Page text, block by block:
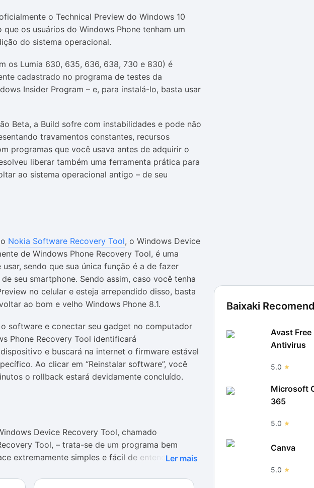
o Technical Preview do Windows 10
os usuários do Windows Phone tenham um
do sistema operacional.
os Lumia 630, 635, 636, 638, 730 e 830) é
cadastrado no programa de testes da
Insider Program – e, para instalá-lo, basta usar
Beta, a Build sofre com instabilidades e pode não
travamentos constantes, recursos
programas que você usava antes de adquirir o
liberar também uma ferramenta prática para
ao sistema operacional antigo – de seu
Nokia Software Recovery Tool, o Windows Device
de Windows Phone Recovery Tool, é uma
sendo que sua única função é a de fazer
seu smartphone. Sendo assim, caso você tenha
no celular e esteja arrependido disso, basta
ao bom e velho Windows Phone 8.1.
software e conectar seu gadget no computador
Phone Recovery Tool identificará
e buscará na internet o firmware estável
Ao clicar em “Reinstalar software”, você
o rollback estará devidamente concluído.
Device Recovery Tool, chamado
Tool, – trata-se de um programa bem
extremamente simples e fácil de entender. O
de telefones celulares. Todo o
Ler mais
Baixaki
Avast Free
Antivirus
5.0
Microsoft
365
5.0
Canva
5.0